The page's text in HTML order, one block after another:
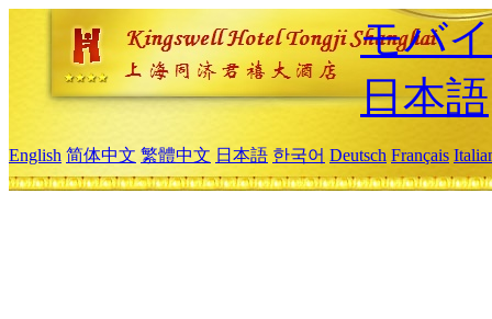
モバ
日本語
English 简体中文 繁體中文 日本語 한국어 Deutsch Français